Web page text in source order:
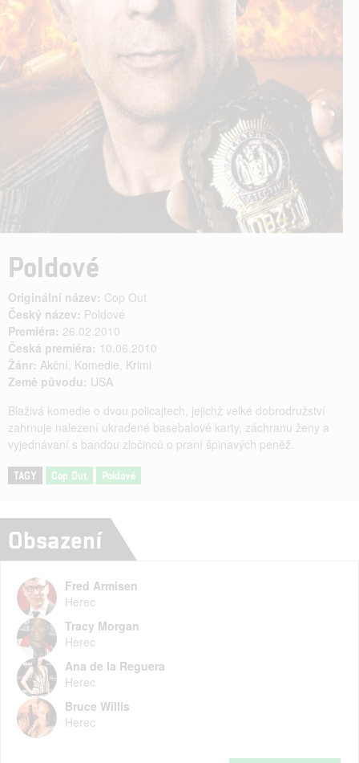
Poldové
Originální název: Cop Out
Český název: Poldové
Premiéra: 26.02.2010
Česká premiéra: 10.06.2010
Žánr: Akční, Komedie, Krimi
Země původu: USA
Blaživá komedie o dvou policajtech, jejichž velké dobrodružství
zahrnuje nalezení ukradené basebalové karty, záchranu ženy a
vyjednávaní s bandou zločinců o praní špinavých peněž.
TAGY Cop Out Poldové
Obsazení
Fred Armisen
Herec
Tracy Morgan
Herec
Ana de la Reguera
Herec
Bruce Willis
Herec